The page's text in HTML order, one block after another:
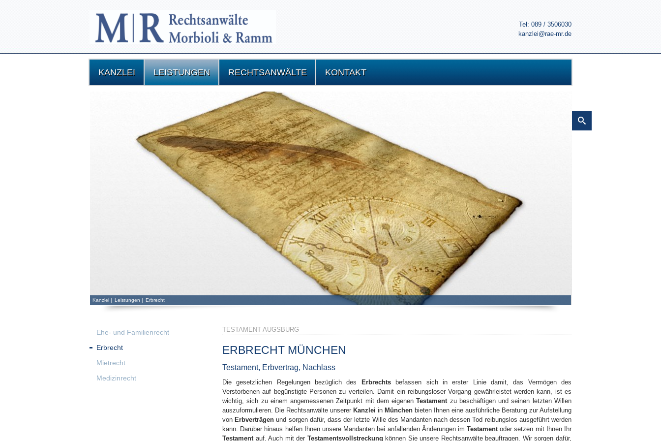
Tel: 089 / 3506030
kanzlei@rae-mr.de
KANZLEI LEISTUNGEN RECHTSANWÄLTE KONTAKT
Kanzlei | Leistungen | Erbrecht
Ehe- und Familienrecht
Erbrecht
Mietrecht
Medizinrecht
TESTAMENT AUGSBURG
ERBRECHT MÜNCHEN
Testament, Erbvertrag, Nachlass
Die gesetzlichen Regelungen bezüglich des Erbrechtsbefassen sich in erster Linie damit, das Vermögen des
Verstorbenen auf begünstigte Personen zu verteilen. Damit ein reibungsloser Vorgang gewährleistet werden kann, ist es
wichtig, sich zu einem angemessenen Zeitpunkt mit dem eigenenTestament zu beschäftigen und seinen letzten Willen
auszuformulieren. Die Rechtsanwälte unserer Kanzlei in München bieten Ihnen eine ausführliche Beratung zur Aufstellung
von Erbverträgen und sorgen dafür, dass der letzte Wille des Mandanten nach dessen Tod reibungslos ausgeführt werden
kann. Darüber hinaus helfen Ihnen unsere Mandanten bei anfallenden Änderungen imTestament oder setzen mit Ihnen Ihr
Testament auf. Auch mit der Testamentsvollstreckung können Sie unsere Rechtsanwälte beauftragen. Wir sorgen dafür,